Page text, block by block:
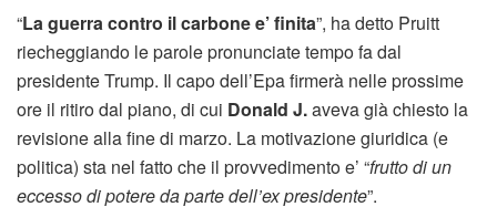
“La guerra contro il carbone e’ finita”, ha detto Pruitt
riecheggiando le parole pronunciate tempo fa dal
presidente Trump. Il capo dell’Epa firmerà nelle prossime
ore il ritiro dal piano, di cui Donald J.aveva già chiesto la
revisione alla fine di marzo. La motivazione giuridica (e
politica) sta nel fatto che il provvedimento e’ “frutto di un
eccesso di potere da parte dell’ex presidente”.